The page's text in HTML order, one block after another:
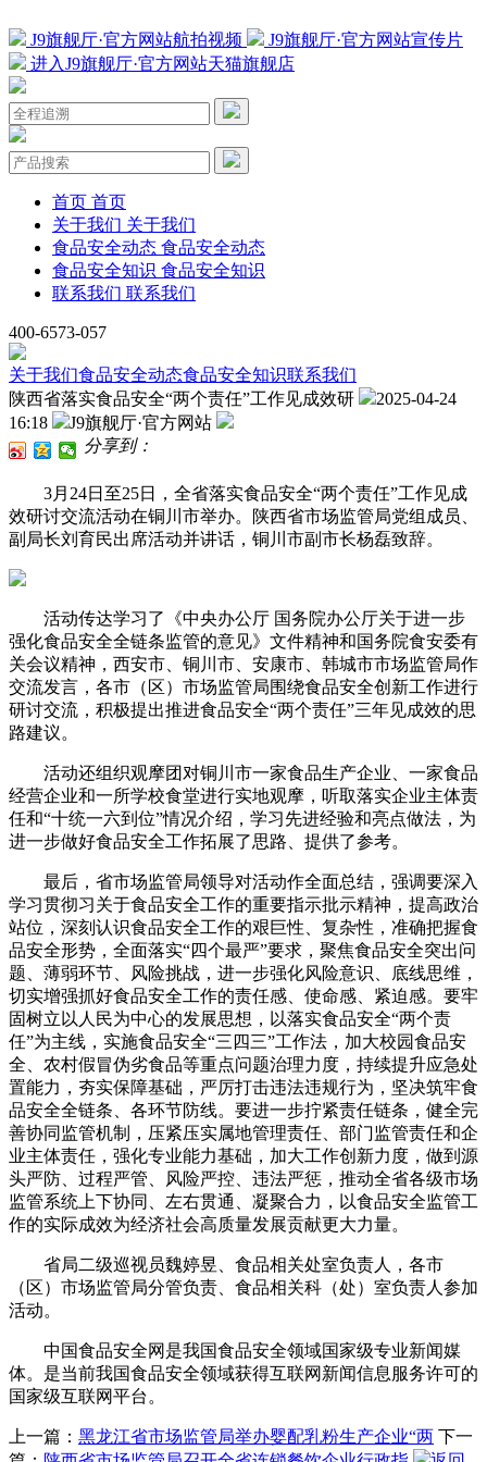
J9旗舰厅·官方网站航拍视频
J9旗舰厅·官方网站宣传片
进入J9旗舰厅·官方网站天猫旗舰店
首页 首页
关于我们 关于我们
食品安全动态 食品安全动态
食品安全知识 食品安全知识
联系我们 联系我们
400-6573-057
关于我们食品安全动态食品安全知识联系我们
陕西省落实食品安全“两个责任”工作见成效研
2025-04-24
16:18
J9旗舰厅·官方网站
分享到：
3月24日至25日，全省落实食品安全“两个责任”工作见成
效研讨交流活动在铜川市举办。陕西省市场监管局党组成员、
副局长刘育民出席活动并讲话，铜川市副市长杨磊致辞。
活动传达学习了《中央办公厅 国务院办公厅关于进一步
强化食品安全全链条监管的意见》文件精神和国务院食安委有
关会议精神，西安市、铜川市、安康市、韩城市市场监管局作
交流发言，各市（区）市场监管局围绕食品安全创新工作进行
研讨交流，积极提出推进食品安全“两个责任”三年见成效的思
路建议。
活动还组织观摩团对铜川市一家食品生产企业、一家食品
经营企业和一所学校食堂进行实地观摩，听取落实企业主体责
任和“十统一六到位”情况介绍，学习先进经验和亮点做法，为
进一步做好食品安全工作拓展了思路、提供了参考。
最后，省市场监管局领导对活动作全面总结，强调要深入
学习贯彻习关于食品安全工作的重要指示批示精神，提高政治
站位，深刻认识食品安全工作的艰巨性、复杂性，准确把握食
品安全形势，全面落实“四个最严”要求，聚焦食品安全突出问
题、薄弱环节、风险挑战，进一步强化风险意识、底线思维，
切实增强抓好食品安全工作的责任感、使命感、紧迫感。要牢
固树立以人民为中心的发展思想，以落实食品安全“两个责
任”为主线，实施食品安全“三四三”工作法，加大校园食品安
全、农村假冒伪劣食品等重点问题治理力度，持续提升应急处
置能力，夯实保障基础，严厉打击违法违规行为，坚决筑牢食
品安全全链条、各环节防线。要进一步拧紧责任链条，健全完
善协同监管机制，压紧压实属地管理责任、部门监管责任和企
业主体责任，强化专业能力基础，加大工作创新力度，做到源
头严防、过程严管、风险严控、违法严惩，推动全省各级市场
监管系统上下协同、左右贯通、凝聚合力，以食品安全监管工
作的实际成效为经济社会高质量发展贡献更大力量。
省局二级巡视员魏婷昱、食品相关处室负责人，各市
（区）市场监管局分管负责、食品相关科（处）室负责人参加
活动。
中国食品安全网是我国食品安全领域国家级专业新闻媒
体。是当前我国食品安全领域获得互联网新闻信息服务许可的
国家级互联网平台。
上一篇： 黑龙江省市场监管局举办婴配乳粉生产企业“两 下一